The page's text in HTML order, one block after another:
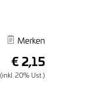
Merken
€ 2,15
(inkl. 20% Ust.)